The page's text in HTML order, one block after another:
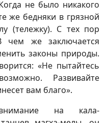
не было никакого
же бедняки в грязной
(тележку). С тех пор
чем же заключается
законы природы.
«Не пытайтесь
Развивайте
вам благо».
на кала-